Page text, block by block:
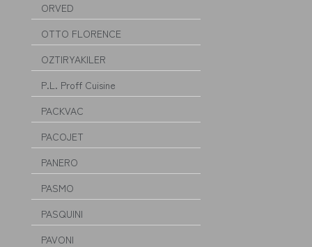
ORVED
OTTO FLORENCE
OZTIRYAKILER
P.L. Proff Cuisine
PACKVAC
PACOJET
PANERO
PASMO
PASQUINI
PAVONI